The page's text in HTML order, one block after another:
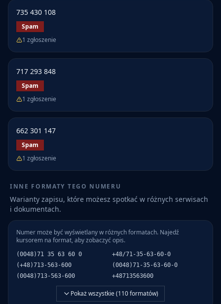
735 430 108
Spam
1 zgłoszenie
717 293 848
Spam
1 zgłoszenie
662 301 147
Spam
1 zgłoszenie
INNE FORMATY TEGO NUMERU
Warianty zapisu, które możesz spotkać w różnych serwisach
i dokumentach.
Numer może być wyświetlany w różnych formatach. Najedź
kursorem na format, aby zobaczyć opis.
(0048)71 35 63 60 0
+48/71-35-63-60-0
(+48)713-563-600
(0048)71-35-63-60-0
(0048)713-563-600
+48713563600
Pokaż wszystkie (110formatów)